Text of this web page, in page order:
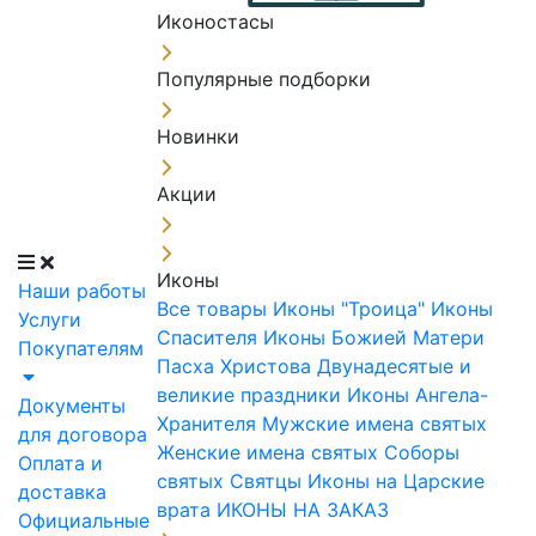
Наши работы
Услуги
Покупателям
Документы
для договора
Оплата и
доставка
Официальные
Иконостасы
Популярные подборки
Новинки
Акции
Иконы
Все товары Иконы "Троица" Иконы
Спасителя Иконы Божией Матери
Пасха Христова Двунадесятые и
великие праздники Иконы Ангела-
Хранителя Мужские имена святых
Женские имена святых Соборы
святых Святцы Иконы на Царские
врата ИКОНЫ НА ЗАКАЗ